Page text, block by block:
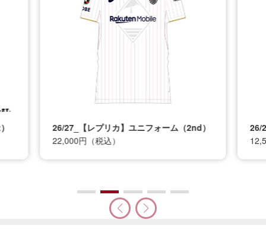
26/27_【レプリカ】ユニフォーム（2nd）
22,000円（税込）
26/